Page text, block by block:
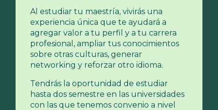
Al estudiar tu maestría, vivirás una
experiencia única que te ayudará a
agregar valor a tu perfil y a tu carrera
profesional, ampliar tus conocimientos
sobre otras culturas, generar
networking y reforzar otro idioma.
Tendrás la oportunidad de estudiar
hasta dos semestre en las universidades
con las que tenemos convenio a nivel